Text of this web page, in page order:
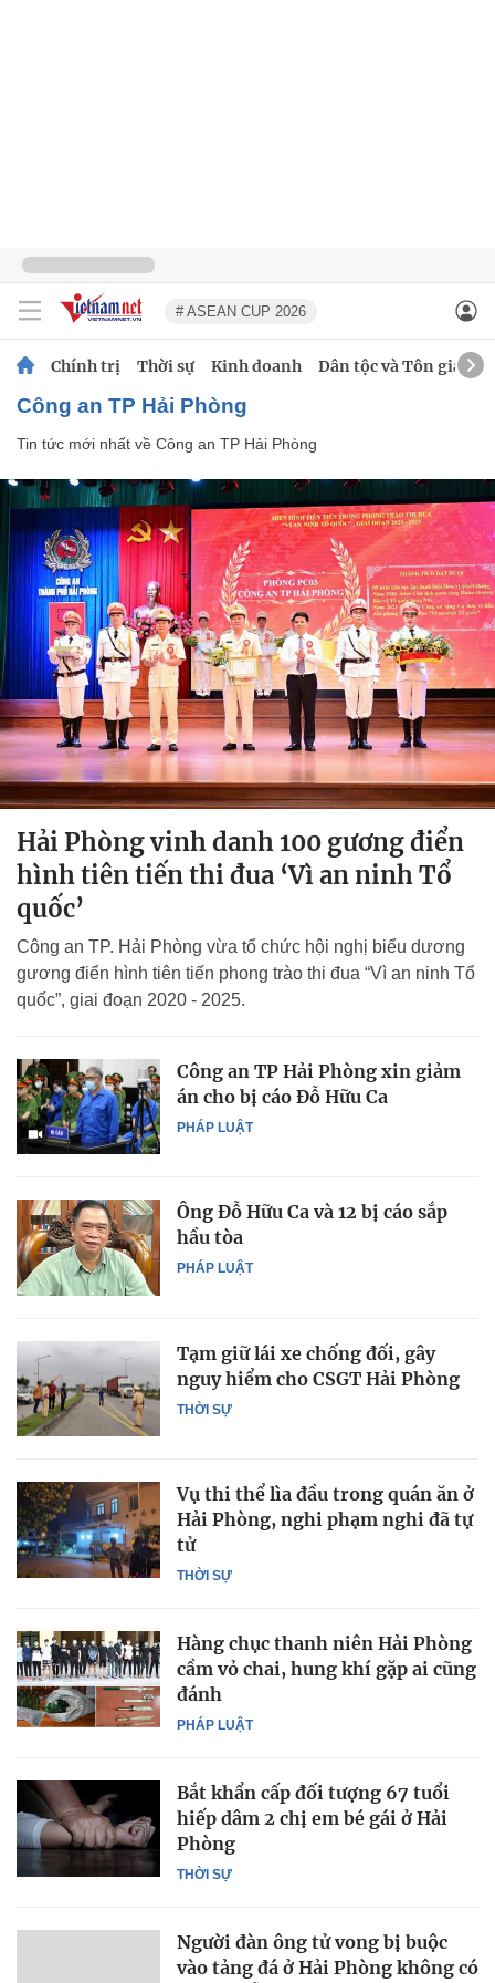
# ASEAN CUP 2026
Chính trị Thời sự Kinh doanh Dân tộc và Tôn giáo
Công an TP Hải Phòng
Tin tức mới nhất về Công an TP Hải Phòng
Hải Phòng vinh danh 100 gương điển
hình tiên tiến thi đua ‘Vì an ninh Tổ
quốc’
Công an TP. Hải Phòng vừa tổ chức hội nghị biểu dương
gương điển hình tiên tiến phong trào thi đua “Vì an ninh Tổ
quốc”, giai đoạn 2020 - 2025.
PHÁP LUẬT
Công an TP Hải Phòng xin giảm
án cho bị cáo Đỗ Hữu Ca
PHÁP LUẬT
Ông Đỗ Hữu Ca và 12 bị cáo sắp
hầu tòa
THỜI SỰ
Tạm giữ lái xe chống đối, gây
nguy hiểm cho CSGT Hải Phòng
THỜI SỰ
Vụ thi thể lìa đầu trong quán ăn ở
Hải Phòng, nghi phạm nghi đã tự
tử
PHÁP LUẬT
Hàng chục thanh niên Hải Phòng
cầm vỏ chai, hung khí gặp ai cũng
đánh
THỜI SỰ
Bắt khẩn cấp đối tượng 67 tuổi
hiếp dâm 2 chị em bé gái ở Hải
Phòng
Người đàn ông tử vong bị buộc
vào tảng đá ở Hải Phòng không có